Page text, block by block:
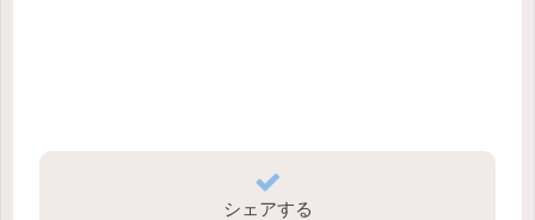
シェアする